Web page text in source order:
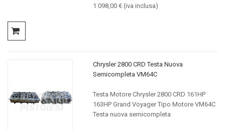
1 098,00 € (iva inclusa)
Chrysler 2800 CRD Testa Nuova
Semicompleta VM64C
Testa Motore Chrysler 2800 CRD 161HP
163HP Grand Voyager Tipo Motore VM64C
Testa nuova semicompleta